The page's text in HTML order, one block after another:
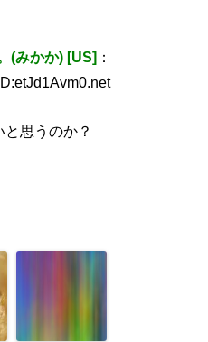
(みかか) [US] ：
思うのか？